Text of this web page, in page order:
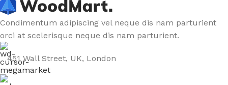
Condimentum adipiscing vel neque dis nam parturient
orci at scelerisque neque dis nam parturient.
451 Wall Street, UK, London